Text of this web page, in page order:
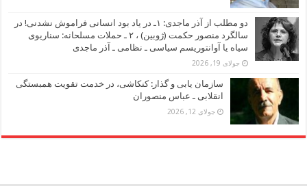
دو مطلب از آذر ماجدی: ۱ـ در یاد بود انسانی فراموش نشدنی! در
سالگرد منصور حکمت (ژوبین) ، ۲ ـ حملات مسلحانه: سناریوی
سیاه یا آوانتوریسم سیاسی ـ نظامی ـ آذر ماجدی
جولای 19, 2026
سازمان یابی و گذار: کنکاشی، در خدمت تقویت همبستگی
انقلابی ـ عباس منصوران
جولای 12, 2026